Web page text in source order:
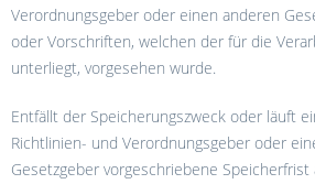
Verordnungsgeber oder einen anderen
oder Vorschriften, welchen der für die
unterliegt, vorgesehen wurde.
Entfällt der Speicherungszweck oder läuft
Richtlinien- und Verordnungsgeber oder
Gesetzgeber vorgeschriebene Speicherfrist